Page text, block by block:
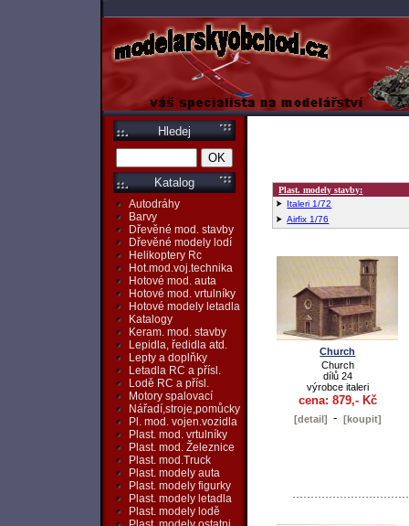
Hledej
Katalog
Autodráhy
Barvy
Dřevěné mod. stavby
Dřevěné modely lodí
Helikoptery Rc
Hot.mod.voj.technika
Hotové mod. auta
Hotové mod. vrtulníky
Hotové modely letadla
Katalogy
Keram. mod. stavby
Lepidla, ředidla atd.
Lepty a doplňky
Letadla RC a přísl.
Lodě RC a přísl.
Motory spalovací
Nářadí,stroje,pomůcky
Pl. mod. vojen.vozidla
Plast. mod. vrtulníky
Plast. mod. Železnice
Plast. mod.Truck
Plast. modely auta
Plast. modely figurky
Plast. modely letadla
Plast. modely lodě
Plast. modely stavby:
Italeri 1/72
Airfix 1/76
Church
Church
dílů 24
výrobce italeri
cena: 879,- Kč
[detail] - [koupit]